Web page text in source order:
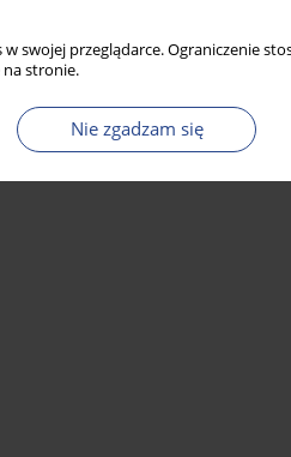
swojej przeglądarce. Ograniczenie
stronie.
Nie zgadzam się